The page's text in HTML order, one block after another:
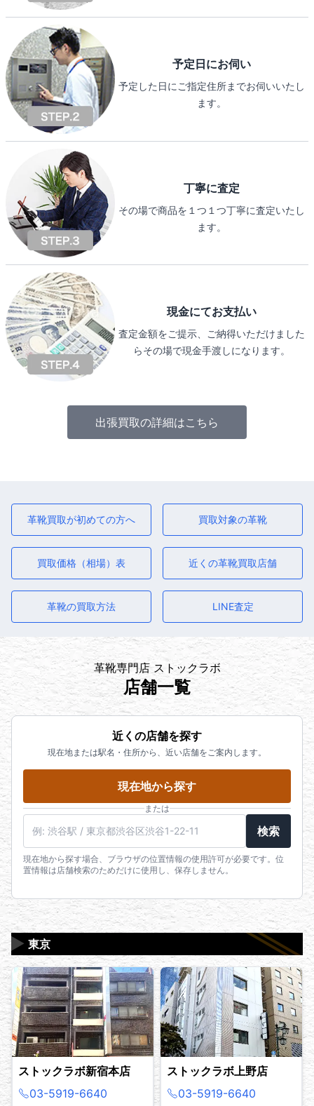
予定日にお伺い
予定した日にご指定住所までお伺いいたし
ます。
丁寧に査定
その場で商品を１つ１つ丁寧に査定いたし
ます。
現金にてお支払い
査定金額をご提示、ご納得いただけました
らその場で現金手渡しになります。
出張買取の詳細はこちら
革靴買取が初めての方へ 買取対象の革靴
買取価格（相場）表 近くの革靴買取店舗
革靴の買取方法 LINE査定
革靴専門店 ストックラボ
店舗一覧
近くの店舗を探す
現在地または駅名・住所から、近い店舗をご案内します。
現在地から探す
または
検索
現在地から探す場合、ブラウザの位置情報の使用許可が必要です。位
置情報は店舗検索のためだけに使用し、保存しません。
東京
▶
ストックラボ新宿本店
03-5919-6640
ストックラボ上野店
03-5919-6640